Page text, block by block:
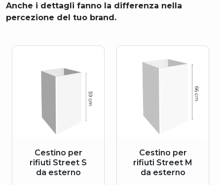
Anche i dettagli fanno la differenza nella
percezione del tuo brand.
Cestino per
rifiuti Street S
da esterno
Cestino per
rifiuti Street M
da esterno